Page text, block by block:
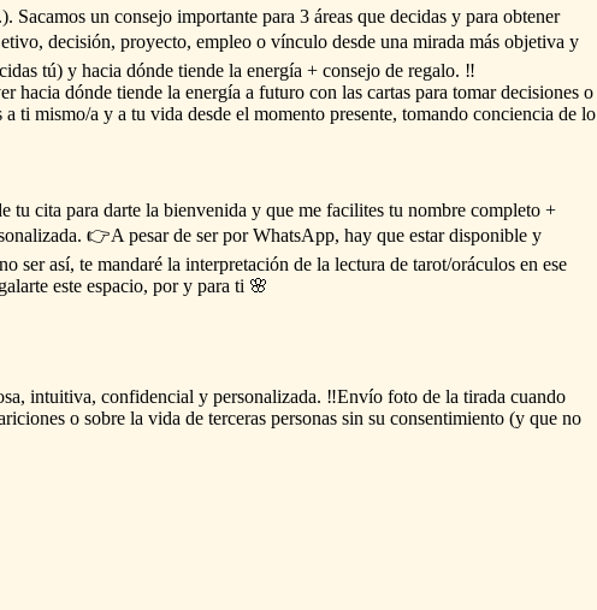
Sacamos un consejo importante para 3 áreas que decidas y para obtener
decisión, proyecto, empleo o vínculo desde una mirada más objetiva y
tú) y hacia dónde tiende la energía + consejo de regalo. ‼️
hacia dónde tiende la energía a futuro con las cartas para tomar decisiones o
a ti mismo​/​a y a tu vida desde el momento presente, tomando conciencia de lo
tu cita para darte la bienvenida y que me facilites tu nombre completo +
👉A pesar de ser por WhatsApp, hay que estar disponible y
no ser así, te mandaré la interpretación de la lectura de tarot​/​oráculos en ese
este espacio, por y para ti 🌸
intuitiva, confidencial y personalizada. ‼️Envío foto de la tirada cuando
o sobre la vida de terceras personas sin su consentimiento (y que no